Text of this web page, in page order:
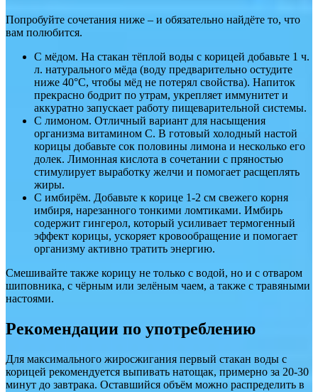
Попробуйте сочетания ниже – и обязательно найдёте то, что
вам полюбится.
С мёдом. На стакан тёплой воды с корицей добавьте 1 ч.
л. натурального мёда (воду предварительно остудите
ниже 40°C, чтобы мёд не потерял свойства). Напиток
прекрасно бодрит по утрам, укрепляет иммунитет и
аккуратно запускает работу пищеварительной системы.
С лимоном. Отличный вариант для насыщения
организма витамином C. В готовый холодный настой
корицы добавьте сок половины лимона и несколько его
долек. Лимонная кислота в сочетании с пряностью
стимулирует выработку желчи и помогает расщеплять
жиры.
С имбирём. Добавьте к корице 1-2 см свежего корня
имбиря, нарезанного тонкими ломтиками. Имбирь
содержит гингерол, который усиливает термогенный
эффект корицы, ускоряет кровообращение и помогает
организму активно тратить энергию.
Смешивайте также корицу не только с водой, но и с отваром
шиповника, с чёрным или зелёным чаем, а также с травяными
настоями.
Рекомендации по употреблению
Для максимального жиросжигания первый стакан воды с
корицей рекомендуется выпивать натощак, примерно за 20-30
минут до завтрака. Оставшийся объём можно распределить в